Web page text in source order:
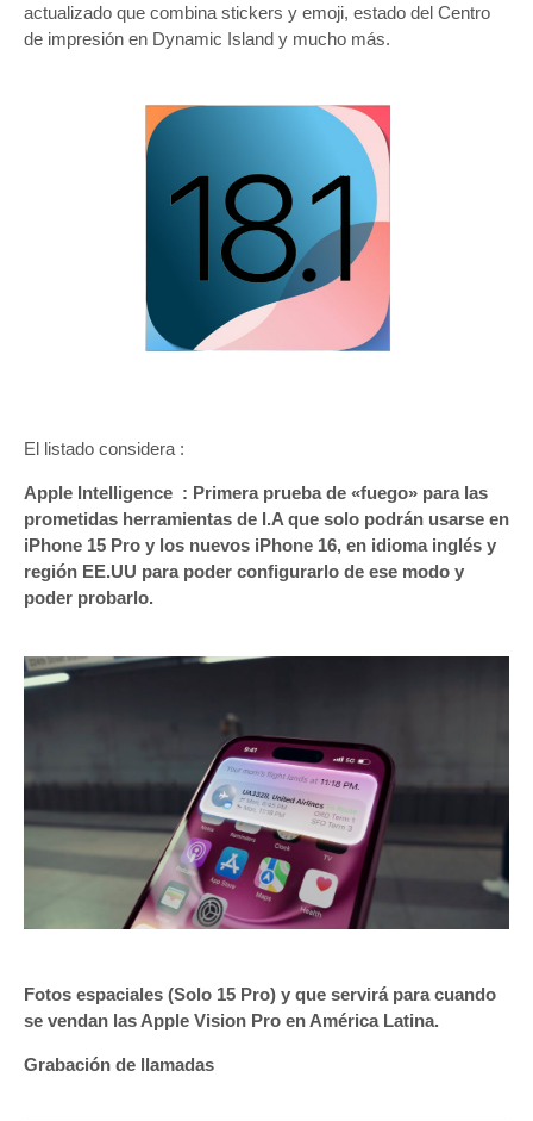
actualizado que combina stickers y emoji, estado del Centro
de impresión en Dynamic Island y mucho más.
El listado considera :
Apple Intelligence : Primera prueba de «fuego» para las
prometidas herramientas de I.A que solo podrán usarse en
iPhone 15 Pro y los nuevos iPhone 16, en idioma inglés y
región EE.UU para poder configurarlo de ese modo y
poder probarlo.
Fotos espaciales (Solo 15 Pro) y que servirá para cuando
se vendan las Apple Vision Pro en América Latina.
Grabación de llamadas